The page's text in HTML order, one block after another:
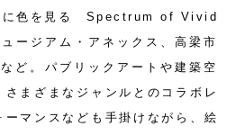
に色を見る Spectrum of Vivid
ージアム・アネックス、高梁市
ど。パブリックアートや建築空
まざまなジャンルとのコラボレ
ーマンスなども手掛けながら、絵